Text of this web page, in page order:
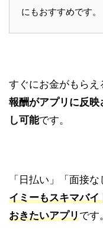
にもおすすめです。
すぐにお金がもらえ
報酬がアプリに反
し可能です。
「日払い」「面接
イミーもスキマバイ
おきたいアプリです。